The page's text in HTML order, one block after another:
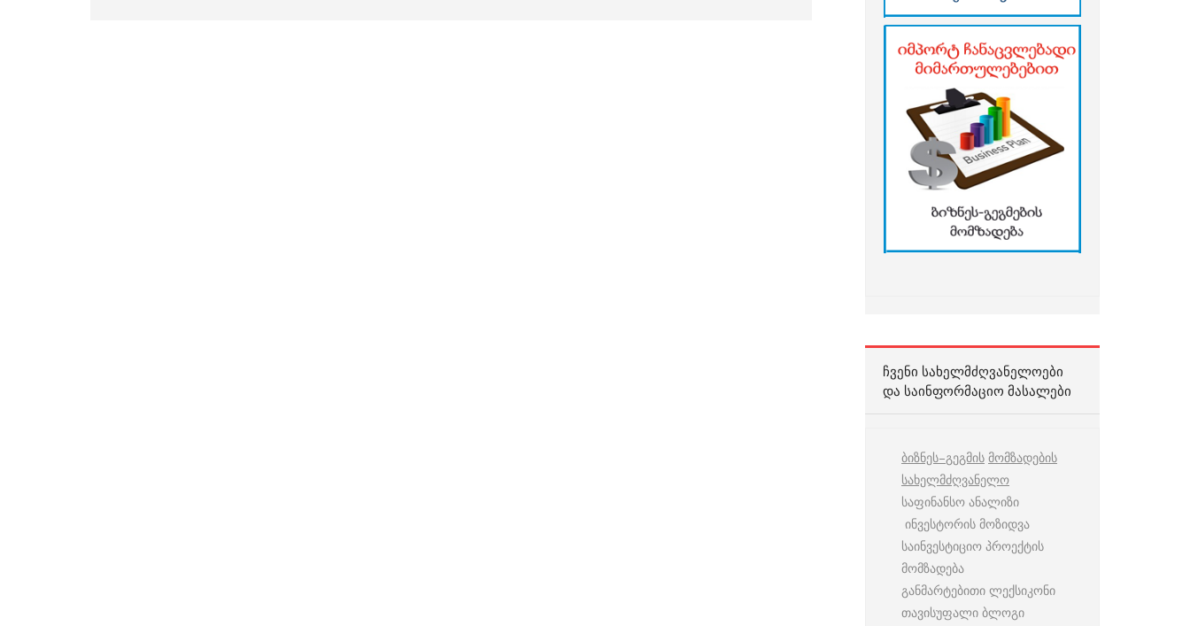
ᲩᲕᲔᲜᲘ ᲡᲐᲮᲔᲚᲛᲫᲦᲕᲐᲜᲔᲚᲝᲔᲑᲘ
ᲓᲐ ᲡᲐᲘᲜᲤᲝᲠᲛᲐᲪᲘᲝ ᲛᲐᲡᲐᲚᲔᲑᲘ
ბიზნეს–გეგმის მომზადების
სახელმძღვანელო
საფინანსო ანალიზი
ინვესტორის მოზიდვა
საინვესტიციო პროექტის
მომზადება
განმარტებითი ლექსიკონი
თავისუფალი ბლოგი